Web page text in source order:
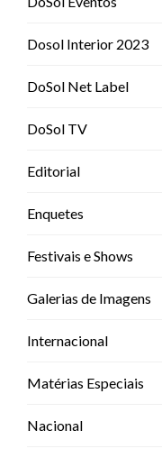
Dosol Interior 2023
DoSol Net Label
DoSol TV
Editorial
Enquetes
Festivais e Shows
Galerias de Imagens
Internacional
Matérias Especiais
Nacional